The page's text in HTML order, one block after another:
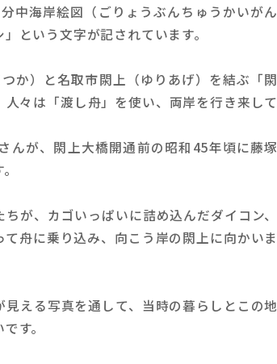
中海岸絵図（ごりょうぶんちゅうかいがん
という文字が記されています。
か）と名取市閖上（ゆりあげ）を結ぶ「閖
々は「渡し舟」を使い、両岸を行き来して
んが、閖上大橋開通前の昭和45年頃に藤塚
が、カゴいっぱいに詰め込んだダイコン、
舟に乗り込み、向こう岸の閖上に向かいま
える写真を通して、当時の暮らしとこの地
す。